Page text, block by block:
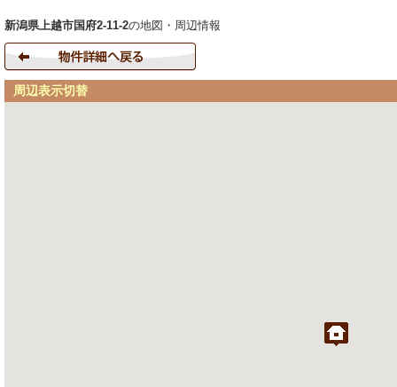
新潟県上越市国府2-11-2の地図・周辺情報
周辺表示切替